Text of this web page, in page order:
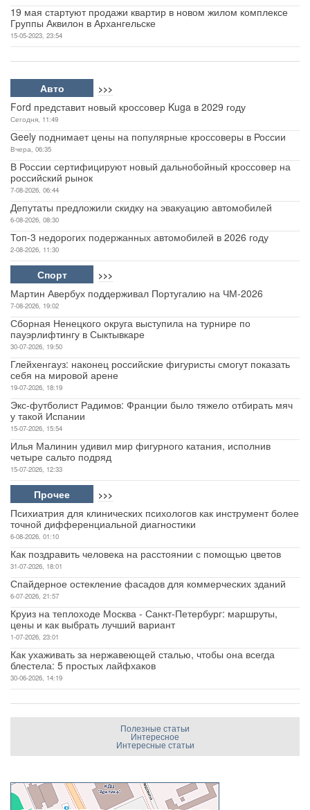
19 мая стартуют продажи квартир в новом жилом комплексе
Группы Аквилон в Архангельске
15-05-2023, 23:54
Авто >>>
Ford представит новый кроссовер Kuga в 2029 году
Сегодня, 11:49
Geely поднимает цены на популярные кроссоверы в России
Вчера, 06:35
В России сертифицируют новый дальнобойный кроссовер на
российский рынок
7-08-2026, 06:44
Депутаты предложили скидку на эвакуацию автомобилей
6-08-2026, 08:30
Топ-3 недорогих подержанных автомобилей в 2026 году
2-08-2026, 11:30
Спорт >>>
Мартин Авербух поддерживал Португалию на ЧМ-2026
7-08-2026, 19:02
Сборная Ненецкого округа выступила на турнире по
пауэрлифтингу в Сыктывкаре
30-07-2026, 19:50
Глейхенгауз: наконец российские фигуристы смогут показать
себя на мировой арене
19-07-2026, 18:19
Экс-футболист Радимов: Франции было тяжело отбирать мяч
у такой Испании
15-07-2026, 15:54
Илья Малинин удивил мир фигурного катания, исполнив
четыре сальто подряд
15-07-2026, 12:33
Прочее >>>
Психиатрия для клинических психологов как инструмент более
точной дифференциальной диагностики
6-08-2026, 01:10
Как поздравить человека на расстоянии с помощью цветов
31-07-2026, 18:01
Спайдерное остекление фасадов для коммерческих зданий
6-07-2026, 21:57
Круиз на теплоходе Москва - Санкт-Петербург: маршруты,
цены и как выбрать лучший вариант
1-07-2026, 23:01
Как ухаживать за нержавеющей сталью, чтобы она всегда
блестела: 5 простых лайфхаков
30-06-2026, 14:19
Полезные статьи
Интересное
Интересные статьи